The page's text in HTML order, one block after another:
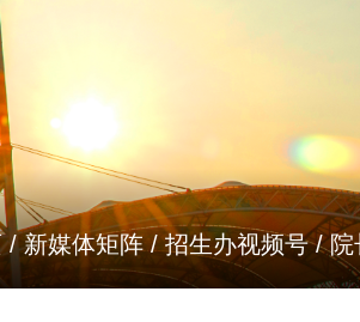
/新媒体矩阵/招生办视频号/院